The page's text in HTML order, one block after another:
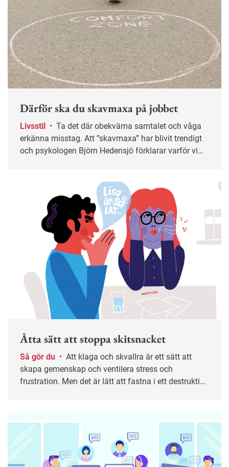
Därför ska du skavmaxa på jobbet
Livsstil •
erkänna misstag. Att ”skavmaxa” har blivit trendigt
och psykologen Björn Hedensjö förklarar varför vi
Åtta sätt att stoppa skitsnacket
Så gör du •
skapa gemenskap och ventilera stress och
frustration. Men det är lätt att fastna i ett destruktivt